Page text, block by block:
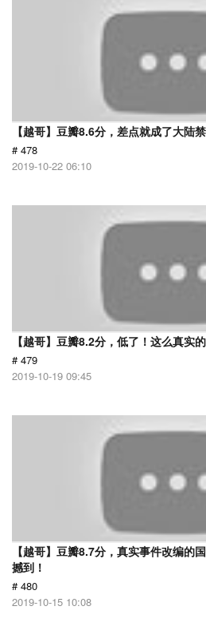
【越哥】豆瓣8.6分，差点就成了大陆
# 478
2019-10-22 06:10
【越哥】豆瓣8.2分，低了！这么真实
# 479
2019-10-19 09:45
【越哥】豆瓣8.7分，真实事件改编的
撼到！
# 480
2019-10-15 10:08